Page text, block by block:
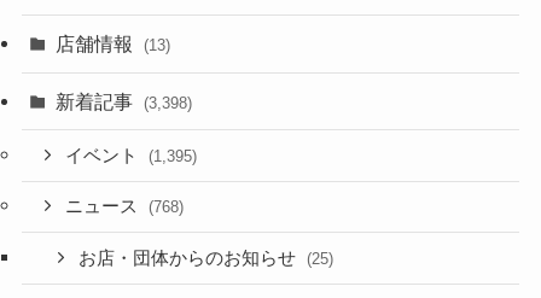
店舗情報 (13)
新着記事 (3,398)
イベント (1,395)
ニュース (768)
お店・団体からのお知らせ (25)